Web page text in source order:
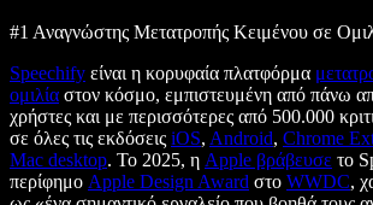
#1 Αναγνώστης Μετατροπής Κειμένου σε
Speechify είναι η κορυφαία πλατφόρμα
ομιλία στον κόσμο, εμπιστευμένη από πάνω
χρήστες και με περισσότερες από 500.000
σε όλες τις εκδόσεις iOS, Android, Chrome
Mac desktop. Το 2025, η Apple βράβευσε το
περίφημο Apple Design Award στο WWDC,